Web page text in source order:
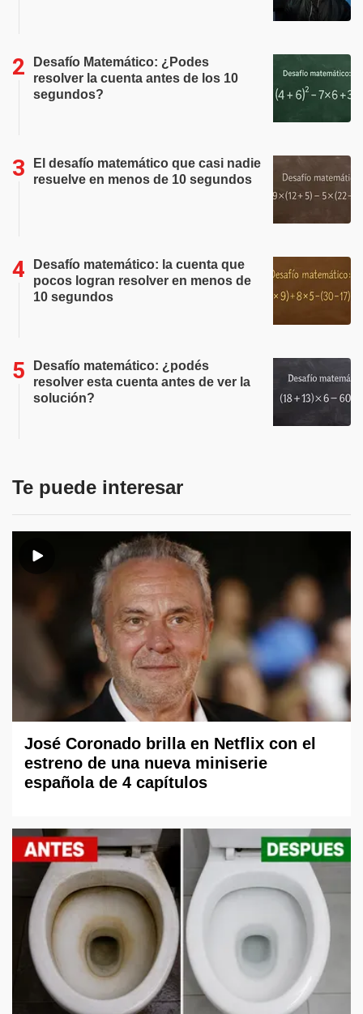
Desafío Matemático: ¿Podes
resolver la cuenta antes de los 10
segundos?
El desafío matemático que casi nadie
resuelve en menos de 10 segundos
Desafío matemático: la cuenta que
pocos logran resolver en menos de
10 segundos
Desafío matemático: ¿podés
resolver esta cuenta antes de ver la
solución?
Te puede interesar
José Coronado brilla en Netflix con el
estreno de una nueva miniserie
española de 4 capítulos